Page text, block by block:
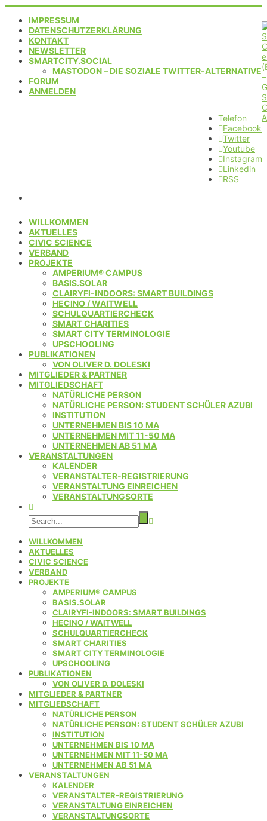
IMPRESSUM
DATENSCHUTZERKLÄRUNG
KONTAKT
NEWSLETTER
SMARTCITY.SOCIAL
MASTODON – DIE SOZIALE TWITTER-ALTERNATIVE
FORUM
ANMELDEN
Telefon
Facebook
Twitter
Youtube
Instagram
Linkedin
RSS
WILLKOMMEN
AKTUELLES
CIVIC SCIENCE
VERBAND
PROJEKTE
AMPERIUM® CAMPUS
BASIS.SOLAR
CLAIRYFI-INDOORS: SMART BUILDINGS
HECINO / WAITWELL
SCHULQUARTIERCHECK
SMART CHARITIES
SMART CITY TERMINOLOGIE
UPSCHOOLING
PUBLIKATIONEN
VON OLIVER D. DOLESKI
MITGLIEDER & PARTNER
MITGLIEDSCHAFT
NATÜRLICHE PERSON
NATÜRLICHE PERSON: STUDENT SCHÜLER AZUBI
INSTITUTION
UNTERNEHMEN BIS 10 MA
UNTERNEHMEN MIT 11-50 MA
UNTERNEHMEN AB 51 MA
VERANSTALTUNGEN
KALENDER
VERANSTALTER-REGISTRIERUNG
VERANSTALTUNG EINREICHEN
VERANSTALTUNGSORTE
WILLKOMMEN
AKTUELLES
CIVIC SCIENCE
VERBAND
PROJEKTE
AMPERIUM® CAMPUS
BASIS.SOLAR
CLAIRYFI-INDOORS: SMART BUILDINGS
HECINO / WAITWELL
SCHULQUARTIERCHECK
SMART CHARITIES
SMART CITY TERMINOLOGIE
UPSCHOOLING
PUBLIKATIONEN
VON OLIVER D. DOLESKI
MITGLIEDER & PARTNER
MITGLIEDSCHAFT
NATÜRLICHE PERSON
NATÜRLICHE PERSON: STUDENT SCHÜLER AZUBI
INSTITUTION
UNTERNEHMEN BIS 10 MA
UNTERNEHMEN MIT 11-50 MA
UNTERNEHMEN AB 51 MA
VERANSTALTUNGEN
KALENDER
VERANSTALTER-REGISTRIERUNG
VERANSTALTUNG EINREICHEN
VERANSTALTUNGSORTE